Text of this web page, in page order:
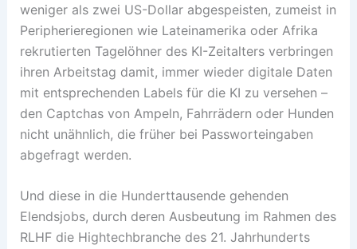
weniger als zwei US-Dollar abgespeisten, zumeist in
Peripherieregionen wie Lateinamerika oder Afrika
rekrutierten Tagelöhner des KI-Zeitalters verbringen
ihren Arbeitstag damit, immer wieder digitale Daten
mit entsprechenden Labels für die KI zu versehen –
den Captchas von Ampeln, Fahrrädern oder Hunden
nicht unähnlich, die früher bei Passworteingaben
abgefragt werden.
Und diese in die Hunderttausende gehenden
Elendsjobs, durch deren Ausbeutung im Rahmen des
RLHF die Hightechbranche des 21. Jahrhunderts